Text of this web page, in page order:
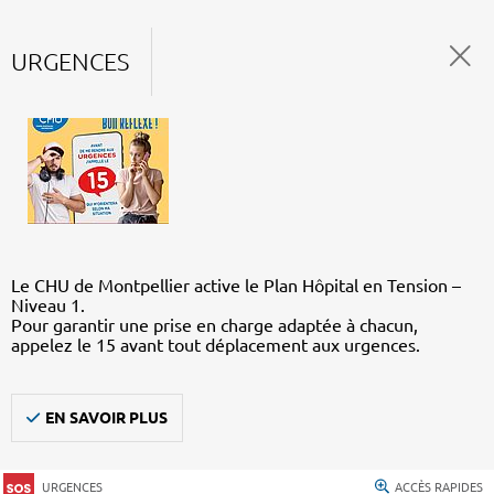
URGENCES
Le CHU de Montpellier active le Plan Hôpital en Tension –
Niveau 1.
Pour garantir une prise en charge adaptée à chacun,
appelez le 15 avant tout déplacement aux urgences.
EN SAVOIR PLUS
URGENCES ACCÈS RAPIDES